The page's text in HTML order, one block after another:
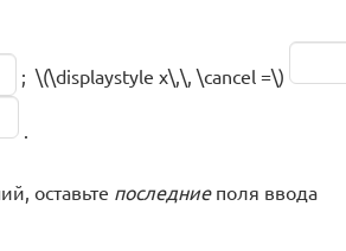
; \(\displaystyle x\,\, \cancel =\)
.
оставьте последниеполя ввода